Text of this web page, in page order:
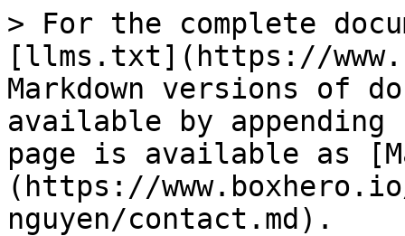
> For the complete
[llms.txt](https://
Markdown versions of
available by
page is available as
(https://
nguyen/contact.md).